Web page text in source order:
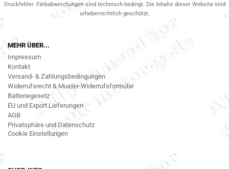
Druckfehler. Farbabweichungen sind technisch bedingt. Die Inhalte dieser Website sind
urheberrechtlich geschützt.
MEHR ÜBER...
Impressum
Kontakt
Versand- & Zahlungsbedingungen
Widerrufsrecht & Muster-Widerrufsformular
Batteriegesetz
EU und Export Lieferungen
AGB
Privatsphäre und Datenschutz
Cookie Einstellungen